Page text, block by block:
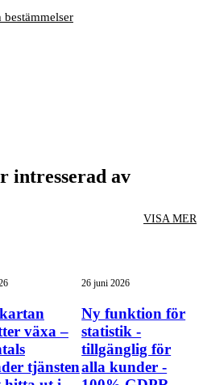
intresserad av
VISA MER
växa –
tjänsten
26 juni 2026
Ny funktion för
statistik -
tillgänglig för
alla kunder -